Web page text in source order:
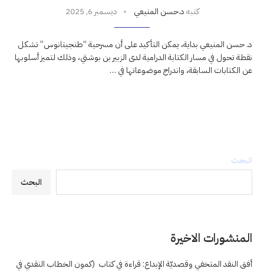
كتبهد.حسن المنيعي ديسمبر 6, 2025
د. حسن المنيعي بداية، يمكن التأكيد على أن مسرحية “طنجيتانوس” تشكل
نقطة تحول في مسار الكتابة الدرامية لدى الزبير بن بوشتي، وذلك لتميز أسلوبها
عن الكتابات السابقة، واندراج موضوعاتها في …
البحث
البحث
المنشورات الاخيرة
أفق النقد المتخفي وقصديّة الإبداع: قراءة في كتاب (كمون الخطاب النقدي في